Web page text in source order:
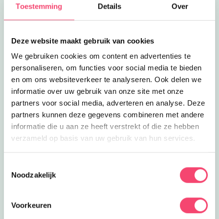
Toestemming Details Over
Deze website maakt gebruik van cookies
We gebruiken cookies om content en advertenties te
personaliseren, om functies voor social media te bieden
en om ons websiteverkeer te analyseren. Ook delen we
informatie over uw gebruik van onze site met onze
partners voor social media, adverteren en analyse. Deze
partners kunnen deze gegevens combineren met andere
informatie die u aan ze heeft verstrekt of die ze hebben
verzameld op basis van uw gebruik van hun services.
Noodzakelijk
Voorkeuren
3 km
Uitagenda
water en wilskracht in Kinderdijk!
Lees meer Molens van Kinderdijk in de zomervakantie
km
Eropuit
Ga mee in een avontuur vol wieken,
water en wilskracht in Kinderdijk!
Lees meer Molens van Kinderdijk
Kinderfeestje
Jeugdspeelpark: voor magische
familiefeesten en betoverende
Lees meer Kinderfeestje
Een speeltuin en kinderboerij in één:
Lees meer Het Jeugdspeelpark